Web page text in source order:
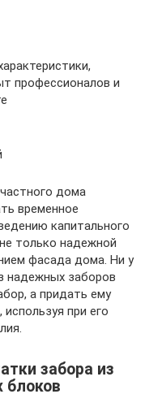
профессионалов и
дома
временное
капитального
только надежной
фасада дома. Ни у
надежных заборов
а придать ему
при его
забора из
блоков